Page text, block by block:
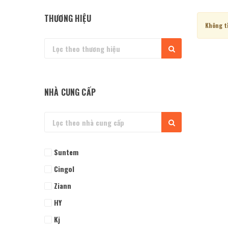
Không
THƯƠNG HIỆU
NHÀ CUNG CẤP
Suntem
Cingol
Ziann
HY
Kj